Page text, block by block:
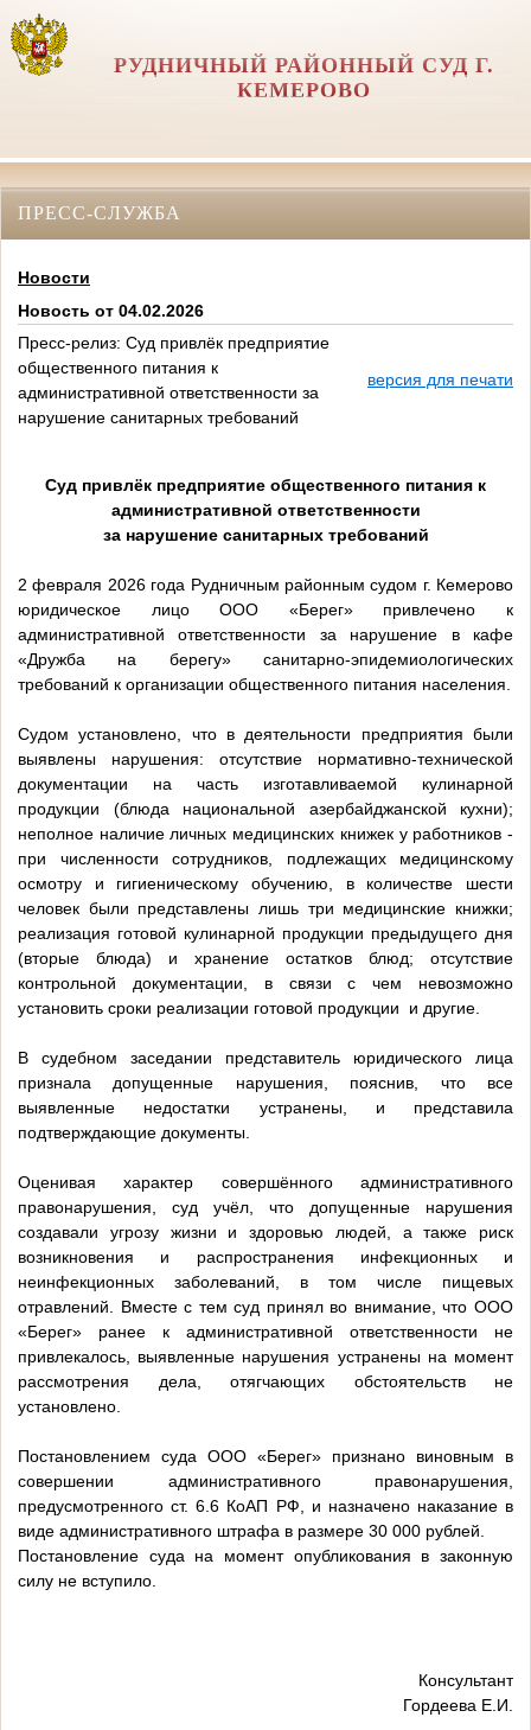
РУДНИЧНЫЙ РАЙОННЫЙ СУД Г.
КЕМЕРОВО
ПРЕСС-СЛУЖБА
Новости
Новость от 04.02.2026
Пресс-релиз: Суд привлёк предприятие
общественного питания к
административной ответственности за
нарушение санитарных требований
версия для печати
Суд привлёк предприятие общественного питания к
административной ответственности
за нарушение санитарных требований
2 февраля 2026 года Рудничным районным судом г. Кемерово
юридическое лицо ООО «Берег» привлечено к
административной ответственности за нарушение в кафе
«Дружба на берегу» санитарно-эпидемиологических
требований к организации общественного питания населения.
Судом установлено, что в деятельности предприятия были
выявлены нарушения: отсутствие нормативно-технической
документации на часть изготавливаемой кулинарной
продукции (блюда национальной азербайджанской кухни);
неполное наличие личных медицинских книжек у работников -
при численности сотрудников, подлежащих медицинскому
осмотру и гигиеническому обучению, в количестве шести
человек были представлены лишь три медицинские книжки;
реализация готовой кулинарной продукции предыдущего дня
(вторые блюда) и хранение остатков блюд; отсутствие
контрольной документации, в связи с чем невозможно
установить сроки реализации готовой продукции и другие.
В судебном заседании представитель юридического лица
признала допущенные нарушения, пояснив, что все
выявленные недостатки устранены, и представила
подтверждающие документы.
Оценивая характер совершённого административного
правонарушения, суд учёл, что допущенные нарушения
создавали угрозу жизни и здоровью людей, а также риск
возникновения и распространения инфекционных и
неинфекционных заболеваний, в том числе пищевых
отравлений. Вместе с тем суд принял во внимание, что ООО
«Берег» ранее к административной ответственности не
привлекалось, выявленные нарушения устранены на момент
рассмотрения дела, отягчающих обстоятельств не
установлено.
Постановлением суда ООО «Берег» признано виновным в
совершении административного правонарушения,
предусмотренного ст. 6.6 КоАП РФ, и назначено наказание в
виде административного штрафа в размере 30 000 рублей.
Постановление суда на момент опубликования в законную
силу не вступило.
Консультант
Гордеева Е.И.